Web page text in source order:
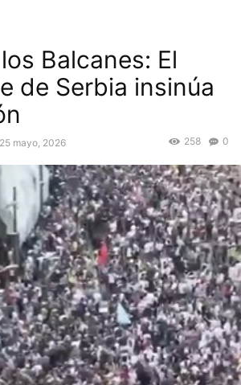
Balcanes: El
de Serbia insinúa
25 mayo, 2026 0
258